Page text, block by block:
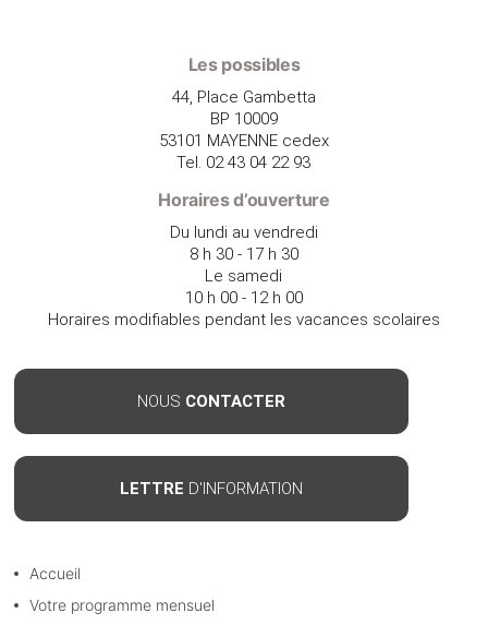
Les possibles
44, Place Gambetta
BP 10009
53101 MAYENNE cedex
Tel. 02 43 04 22 93
Horaires d’ouverture
Du lundi au vendredi
8 h 30 - 17 h 30
Le samedi
10 h 00 - 12 h 00
Horaires modifiables pendant les vacances scolaires
NOUS CONTACTER
LETTRE D'INFORMATION
Accueil
Votre programme mensuel